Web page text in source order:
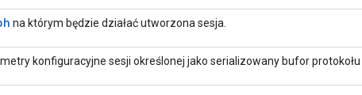
na którym będzie działać utworzona sesja.
konfiguracyjne sesji określonej jako serializowany bufor protokołu